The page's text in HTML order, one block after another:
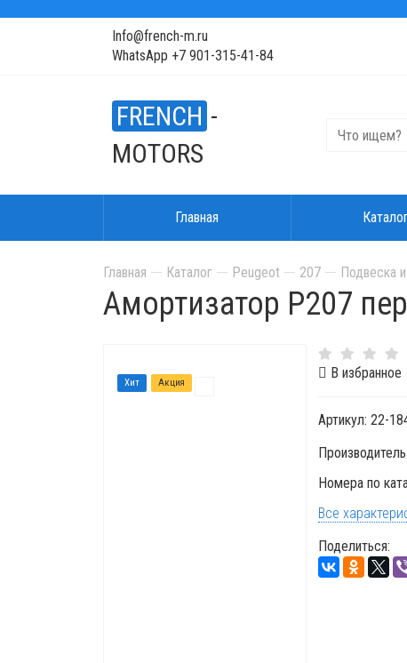
Info@french-m.ru
WhatsApp +7 901-315-41-84
FRENCH -
MOTORS
Главная
Главная Каталог Peugeot 207 Подвеска
Амортизатор P207
Хит Акция
В избранное
Артикул: 22-
Производитель
Номера по
Все
Поделиться: